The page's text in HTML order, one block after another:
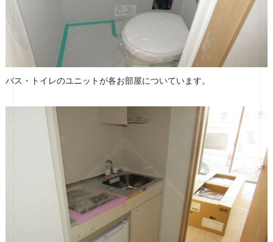
バス・トイレのユニットが各お部屋についています。